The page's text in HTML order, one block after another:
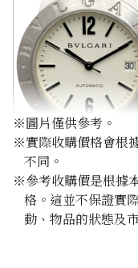
Bulgari Diagono
參考回收價
HKD 150,753.50
※圖片僅供參考。
※實際收購價格會根
不同。
※參考收購價是根據
格。這並不保證實
動、物品的狀態及